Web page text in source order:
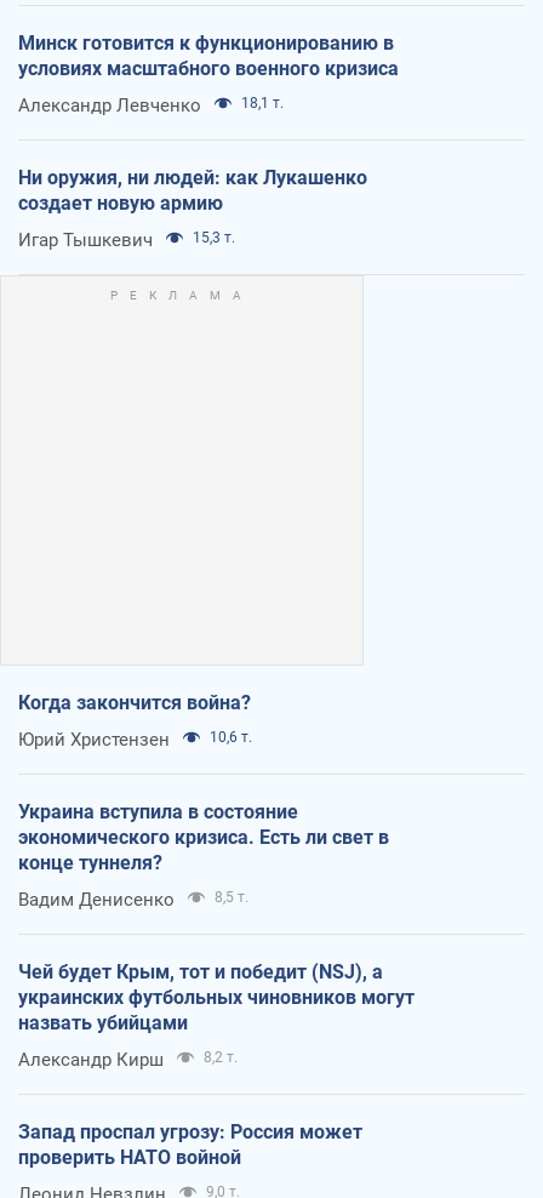
Минск готовится к функционированию в
условиях масштабного военного кризиса
Александр Левченко 18,1 т.
Ни оружия, ни людей: как Лукашенко
создает новую армию
Игар Тышкевич 15,3 т.
Когда закончится война?
Юрий Христензен 10,6 т.
Украина вступила в состояние
экономического кризиса. Есть ли свет в
конце туннеля?
Вадим Денисенко 8,5 т.
Чей будет Крым, тот и победит (NSJ), а
украинских футбольных чиновников могут
назвать убийцами
Александр Кирш 8,2 т.
Запад проспал угрозу: Россия может
проверить НАТО войной
9,0 т.